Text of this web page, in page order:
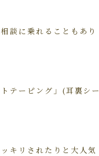
談に乗れることもあり
テーピング」(耳裏シー
キリされたりと大人気